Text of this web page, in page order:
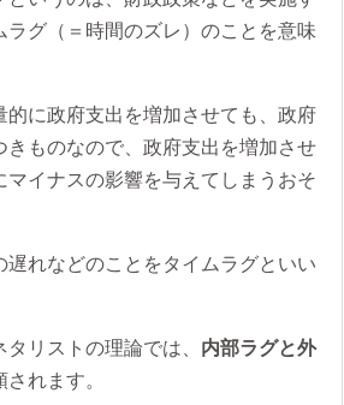
ラグ（＝時間のズレ）のことを意味
的に政府支出を増加させても、政府
きものなので、政府支出を増加させ
マイナスの影響を与えてしまうおそ
遅れなどのことをタイムラグといい
リストの理論では、 内部ラグと外
れます。